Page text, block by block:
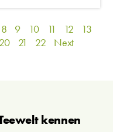
8 9 10 11 12
13
20 21 22 Next
kennen